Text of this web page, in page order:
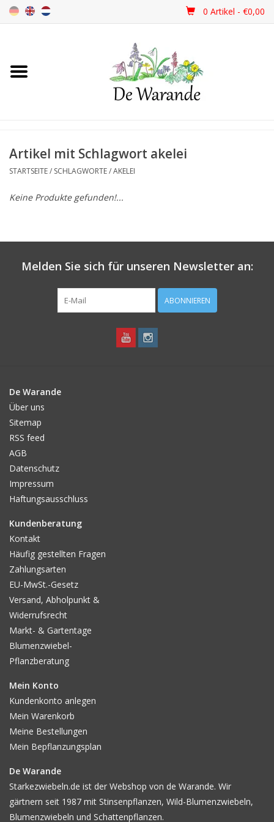
0 Artikel - €0,00
Startseite
Frühjahrsblüher
Beratung
Unser Garten!
Starke Zwiebel Tage
Neuigkeiten
Artikel mit Schlagwort akelei
STARTSEITE/ SCHLAGWORTE/AKELEI
Keine Produkte gefunden!...
Melden Sie sich für unseren Newsletter an:
ABONNIEREN
De Warande
Über uns
Sitemap
RSS feed
AGB
Datenschutz
Impressum
Haftungsausschluss
Kundenberatung
Kontakt
Häufig gestellten Fragen
Zahlungsarten
EU-MwSt.-Gesetz
Versand, Abholpunkt &
Widerrufsrecht
Markt- & Gartentage
Blumenzwiebel-
Pflanzberatung
Mein Konto
Kundenkonto anlegen
Mein Warenkorb
Meine Bestellungen
Mein Bepflanzungsplan
De Warande
Starkezwiebeln.de ist der Webshop von de Warande. Wir
gärtnern seit 1987 mit Stinsenpflanzen, Wild-Blumenzwiebeln,
Blumenzwiebeln und Schattenpflanzen.